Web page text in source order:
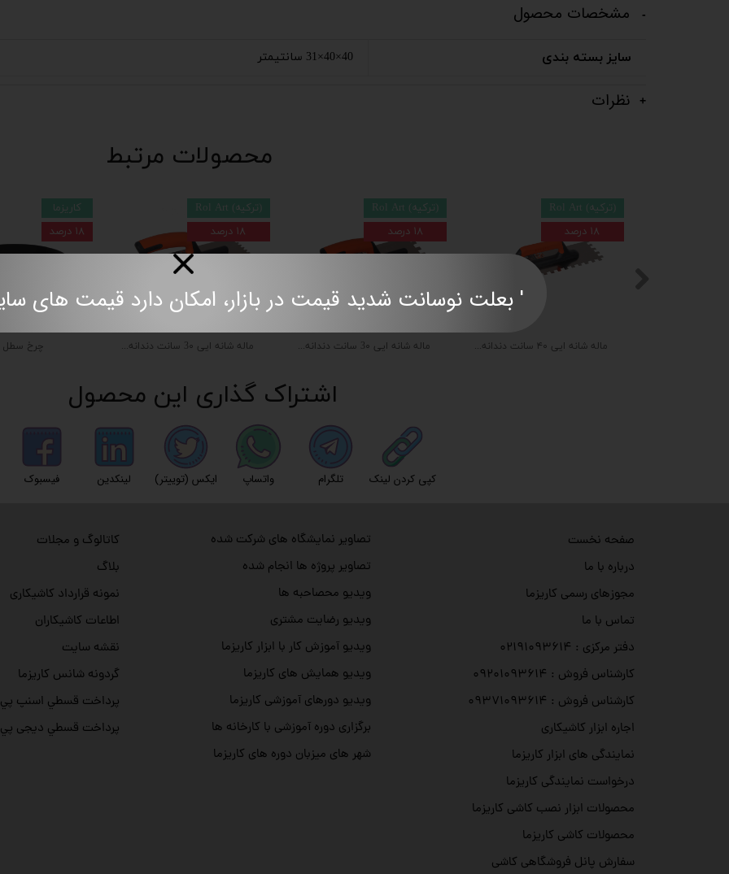
مشخصات محصول
سایز بسته بندی 40×40×31 سانتیمتر
نظرات
چرخ
کاریزما
۱۸ درصد
ماله شانه ایی 3۰ سانت دندانه ۶*۶ لاستیکی
(ترکیه) Rol Art
۱۸ درصد
ماله شانه ایی 3۰ سانت دندانه ۱۲*۱۲ لاستیکی
(ترکیه) Rol Art
۱۸ درصد
ماله شانه ایی ۴۰ سانت دندانه ۱۲*۱۲ لاستیکی
(ترکیه) Rol Art
۱۸ درصد
کپی کردن لینک تلگرام واتساپ ایکس (توییتر) لینکدین فیسبوک
محصولات مرتبط
اشتراک گذاری این محصول
تصاویر نمایشگاه های شرکت شده
تصاویر پروژه ها انجام شده
ویدیو محصاحبه ها
ویدیو رضایت مشتری
ویدیو آموزش کار با ابزار کاریزما
ویدیو همایش های کاریزما
ویدیو دورهای آموزشی کاریزما
برگزاری دوره آموزشی با کارخانه ها
شهر های میزبان دوره های کاریزما
صفحه نخست
درباره با ما
مجوزهای رسمی کاریزما
تماس با ما
دفتر مرکزی : ۰۲۱۹۱۰۹۳۶۱۴
کارشناس فروش : ۰۹۲۰۱۰۹۳۶۱۴
کارشناس فروش : ۰۹۳۷۱۰۹۳۶۱۴
اجاره ابزار کاشیکاری
نمایندگی های ابزار کاریزما
درخواست نمایندگی کاریزما
محصولات ابزار نصب کاشی کاریزما
محصولات کاشی کاریزما
سفارش پانل فروشگاهی کاشی
کاتالوگ و مجلات
بلاگ
نمونه قرارداد کاشیکاری
اطاعات کاشیکاران
نقشه سایت
گردونه شانس کاریزما
پرداخت قسطي اسنپ پي
پرداخت قسطي دیجی پي
' بعلت نوسانت شدید قیمت در بازار، امکان دارد قیمت های